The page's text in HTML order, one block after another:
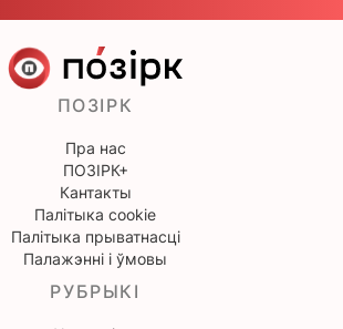
ПОЗІРК
Пра нас
ПОЗІРК+
Кантакты
Палітыка cookie
Палітыка прыватнасці
Палажэнні і ўмовы
РУБРЫКІ